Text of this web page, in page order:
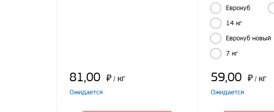
81,00 ₽ / кг
Ожидается
Еврокуб
14 кг
Еврокуб новый
7 кг
59,00 ₽ / кг
Ожидается